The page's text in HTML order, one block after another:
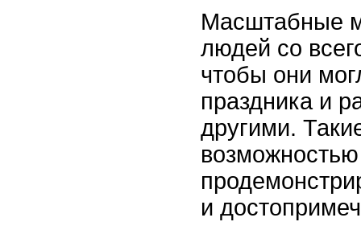
Масштабные
людей со
чтобы они
праздника и
другими.
и